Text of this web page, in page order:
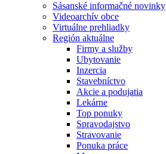
Sásanské informačné novinky
Videoarchív obce
Virtuálne prehliadky
Región aktuálne
Firmy a služby
Ubytovanie
Inzercia
Stavebníctvo
Akcie a podujatia
Lekárne
Top ponuky
Spravodajstvo
Stravovanie
Ponuka práce